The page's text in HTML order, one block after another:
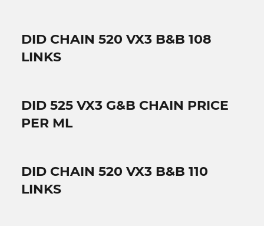
DID CHAIN 520 VX3 B&B 108
LINKS
DID 525 VX3 G&B CHAIN PRICE
PER ML
DID CHAIN 520 VX3 B&B 110
LINKS